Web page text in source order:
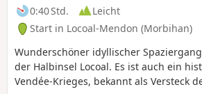
0:40 Std.
Leicht
Start in Locoal-Mendon (Morbihan)
Wunderschöner idyllischer
der Halbinsel Locoal. Es ist auch ein
Vendée-Krieges, bekannt als Versteck